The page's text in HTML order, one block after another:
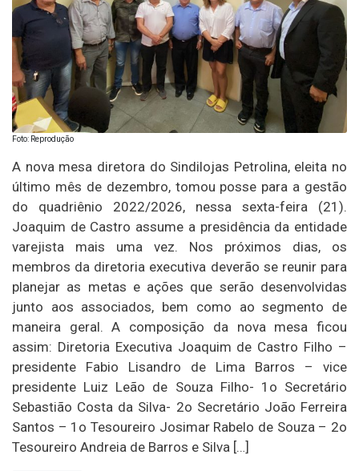
Foto: Reprodução
A nova mesa diretora do Sindilojas Petrolina, eleita no
último mês de dezembro, tomou posse para a gestão
do quadriênio 2022/2026, nessa sexta-feira (21).
Joaquim de Castro assume a presidência da entidade
varejista mais uma vez. Nos próximos dias, os
membros da diretoria executiva deverão se reunir para
planejar as metas e ações que serão desenvolvidas
junto aos associados, bem como ao segmento de
maneira geral. A composição da nova mesa ficou
assim: Diretoria Executiva Joaquim de Castro Filho –
presidente Fabio Lisandro de Lima Barros – vice
presidente Luiz Leão de Souza Filho- 1o Secretário
Sebastião Costa da Silva- 2o Secretário João Ferreira
Santos – 1o Tesoureiro Josimar Rabelo de Souza – 2o
Tesoureiro Andreia de Barros e Silva […]